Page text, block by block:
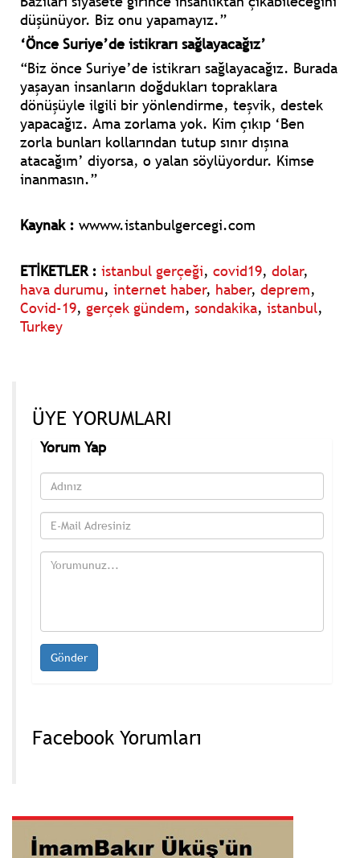
düşünüyor. Biz onu yapamayız.”
‘Önce Suriye’de istikrarı sağlayacağız’
“Biz önce Suriye’de istikrarı sağlayacağız. Burada
yaşayan insanların doğdukları topraklara
dönüşüyle ilgili bir yönlendirme, teşvik, destek
yapacağız. Ama zorlama yok. Kim çıkıp ‘Ben
zorla bunları kollarından tutup sınır dışına
atacağım’ diyorsa, o yalan söylüyordur. Kimse
inanmasın.”
Kaynak : wwww.istanbulgercegi.com
ETİKETLER : istanbul gerçeği, covid19, dolar,
hava durumu, internet haber, haber, deprem,
Covid-19, gerçek gündem, sondakika, istanbul,
Turkey
ÜYE YORUMLARI
Yorum Yap
Facebook Yorumları